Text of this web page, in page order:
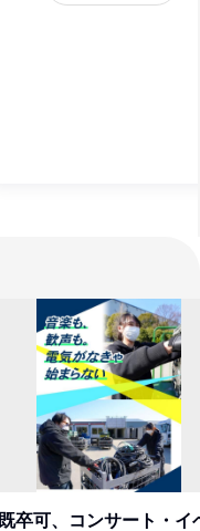
既卒可、コンサート・イ